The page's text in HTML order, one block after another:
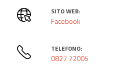
SITO WEB:
Facebook
TELEFONO:
0827 72005